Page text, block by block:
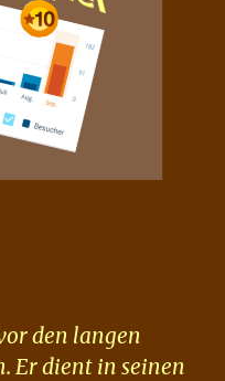
den langen
Er dient in seinen